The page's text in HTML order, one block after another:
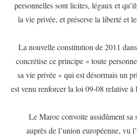
personnelles sont licites, légaux et
la vie privée, et préserve la liberté et
La nouvelle constitution de 2011
concrétise ce principe « toute
sa vie privée » qui est désormais un
est venu renforcer la loi 09-08 relative à
Le Maroc convoite assidûment sa
auprès de l’union européenne, vu